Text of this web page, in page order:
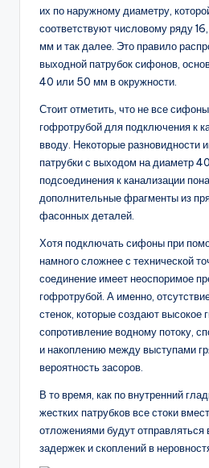
их по наружному диаметру,
соответствуют числовому ряду
мм и так далее. Это правило
выходной патрубок сифонов,
40 или 50 мм в окружности.
Стоит отметить, что не все
гофротрубой для подключения к
вводу. Некоторые разновидности
патрубки с выходом на диаметр
подсоединения к канализации
дополнительные фрагменты из
фасонных деталей.
Хотя подключать сифоны при
намного сложнее с технической
соединение имеет неоспоримое
гофротрубой. А именно,
стенок, которые создают высокое
сопротивление водному потоку,
и накоплению между выступами
вероятность засоров.
В то время, как по внутренний
жестких патрубков все стоки
отложениями будут отправляться
задержек и скоплений в